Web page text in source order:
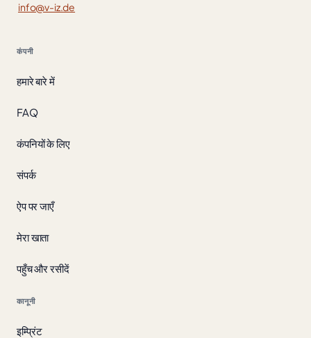
info@v-iz.de
कंपनी
हमारे बारे में
FAQ
कंपनियों के लिए
संपर्क
ऐप पर जाएँ
मेरा खाता
पहुँच और रसीदें
कानूनी
इम्प्रिंट